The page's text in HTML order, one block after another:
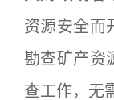
资源安全而
勘查矿产资
查工作，无